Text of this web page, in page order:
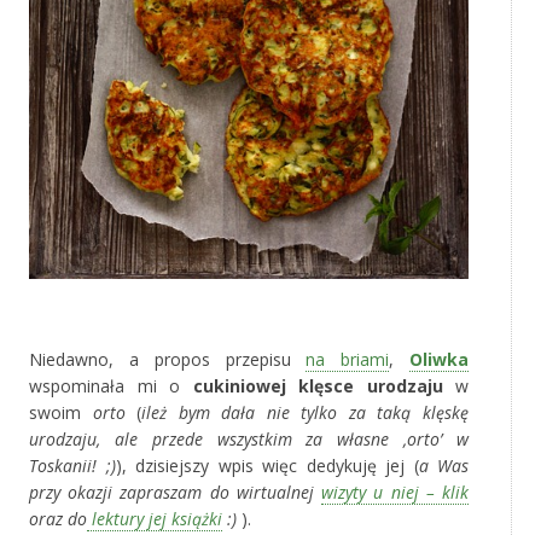
Niedawno, a propos przepisuna briami, Oliwka
wspominała mi o cukiniowej klęsce urodzajuw
swoim orto(ileż bym dała nie tylko za taką klęskę
urodzaju, ale przede wszystkim za własne ‚orto’ w
Toskanii! ;)), dzisiejszy wpis więc dedykuję jej (a Was
przy okazji zapraszam do wirtualnejwizyty u niej – klik
oraz do lektury jej książki :) ).